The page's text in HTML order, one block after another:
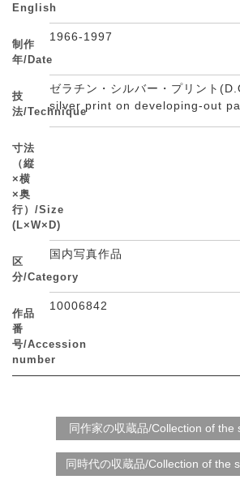
English
制作
年/Date
1966-1997
技
法/Technique
ゼラチン・シルバー・プリント
silver print on developing-out
寸法
（縦
×横
×奥
行）/Size
(L×W×D)
区
分/Category
国内写真作品
作品
番
号/Accession
number
10006842